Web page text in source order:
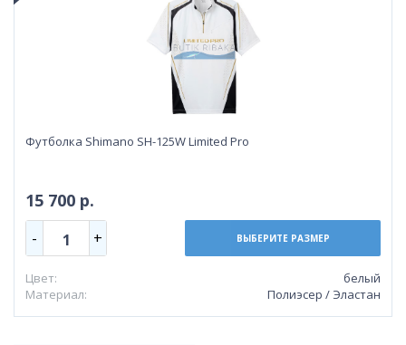
Футболка Shimano SH-125W Limited Pro
15 700 р.
- 1 + ВЫБЕРИТЕ РАЗМЕР
Цвет:
белый
Материал:
Полиэсер / Эластан